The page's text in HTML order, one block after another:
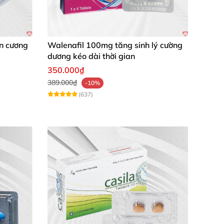
cương khác.
cương
Walenafil 100mg tăng sinh lý cường
dương kéo dài thời gian
350.000₫
389.000₫
-10%
(637)